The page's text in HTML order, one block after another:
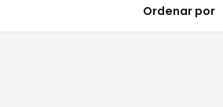
Ordenar por